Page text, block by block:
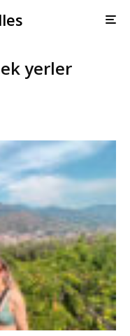
yerler